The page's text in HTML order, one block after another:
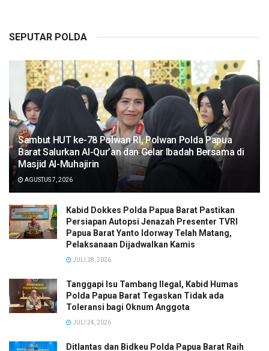
SEPUTAR POLDA
Sambut HUT ke-78 Polwan RI, Polwan Polda Papua
Barat Salurkan Al-Qur’an dan Gelar Ibadah Bersama di
Masjid Al-Muhajirin
AGUSTUS 7, 2026
Kabid Dokkes Polda Papua Barat Pastikan
Persiapan Autopsi Jenazah Presenter TVRI
Papua Barat Yanto Idorway Telah Matang,
Pelaksanaan Dijadwalkan Kamis
JULI 28, 2026
Tanggapi Isu Tambang Ilegal, Kabid Humas
Polda Papua Barat Tegaskan Tidak ada
Toleransi bagi Oknum Anggota
JULI 24, 2026
Ditlantas dan Bidkeu Polda Papua Barat Raih